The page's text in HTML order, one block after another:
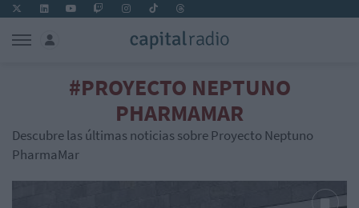
#PROYECTO NEPTUNO
PHARMAMAR
Descubre las últimas noticias sobre Proyecto Neptuno
PharmaMar